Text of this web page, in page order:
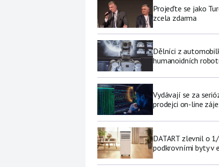
Projeďte se jako
zcela zdarma
Dělníci z
humanoidních
Vydávají se za
prodejci on-line
DATART zlevnil o
podkrovními byty v